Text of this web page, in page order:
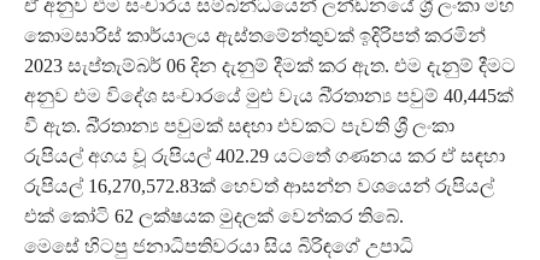
ඒ අනුව එම සංචාරය සම්බන්ධයෙන් ලන්ඩනයේ ශ්‍රී ලංකා මහ
කොමසාරිස් කාර්යාලය ඇස්තමේන්තුවක් ඉදිරිපත් කරමින්
2023 සැප්තැම්බර් 06 දින දැනුම් දීමක් කර ඇත. එම දැනුම් දීමට
අනුව එම විදේශ සංචාරයේ මුළු වැය බි්‍රතාන්‍ය පවුම් 40,445ක්
වී ඇත. බි්‍රතාන්‍ය පවුමක් සඳහා එවකට පැවති ශ්‍රී ලංකා
රුපියල් අගය වූ රුපියල් 402.29 යටතේ ගණනය කර ඒ සඳහා
රුපියල් 16,270,572.83ක් හෙවත් ආසන්න වශයෙන් රුපියල්
එක් කෝටි 62 ලක්ෂයක මුදලක් වෙන්කර තිබේ.
මෙසේ හිටපු ජනාධිපතිවරයා සිය බිරිඳගේ උපාධි